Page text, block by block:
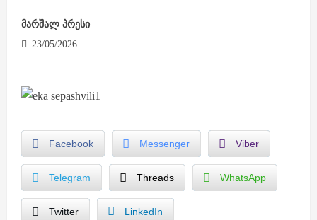
მარშალ პრესი
23/05/2026
Facebook Messenger Viber
Telegram Threads WhatsApp
Twitter LinkedIn